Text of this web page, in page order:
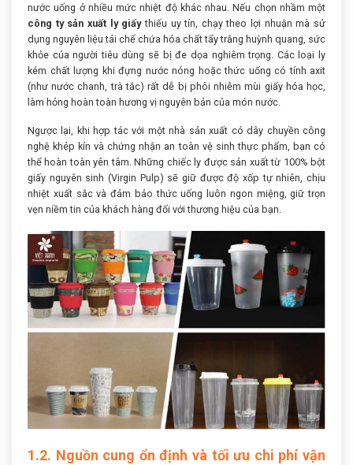
nước uống ở nhiều mức nhiệt độ khác nhau. Nếu chọn nhầm một
công ty sản xuất ly giấythiếu uy tín, chạy theo lợi nhuận mà sử
dụng nguyên liệu tái chế chứa hóa chất tẩy trắng huỳnh quang, sức
khỏe của người tiêu dùng sẽ bị đe dọa nghiêm trọng. Các loại ly
kém chất lượng khi đựng nước nóng hoặc thức uống có tính axit
(như nước chanh, trà tắc) rất dễ bị phôi nhiễm mùi giấy hóa học,
làm hỏng hoàn toàn hương vị nguyên bản của món nước.
Ngược lại, khi hợp tác với một nhà sản xuất có dây chuyền công
nghệ khép kín và chứng nhận an toàn vệ sinh thực phẩm, bạn có
thể hoàn toàn yên tâm. Những chiếc ly được sản xuất từ 100% bột
giấy nguyên sinh (Virgin Pulp) sẽ giữ được độ xốp tự nhiên, chịu
nhiệt xuất sắc và đảm bảo thức uống luôn ngon miệng, giữ trọn
vẹn niềm tin của khách hàng đối với thương hiệu của bạn.
1.2. Nguồn cung ổn định và tối ưu chi phí vận